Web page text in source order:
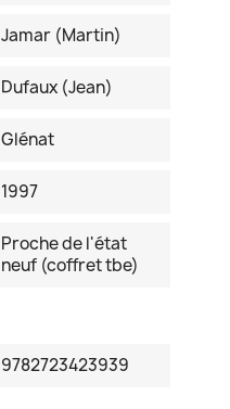
Jamar (Martin)
Dufaux (Jean)
Glénat
1997
Proche de l'état
neuf (coffret tbe)
9782723423939